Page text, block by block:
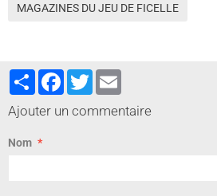
MAGAZINES DU JEU DE FICELLE
PartagerFacebook
Twitter
Ajouter un commentaire
Nom